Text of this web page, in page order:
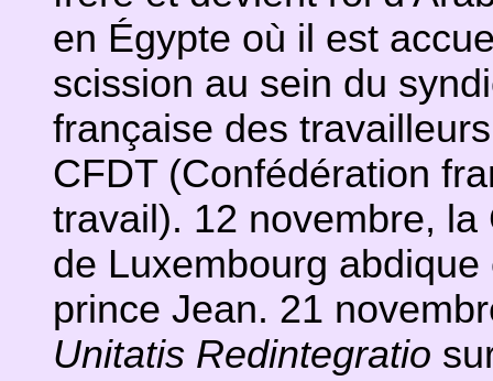
en Égypte où il est
scission au sein du
française des
CFDT (Confédération
travail). 12 novembre,
de Luxembourg
prince Jean. 21
Unitatis Redintegratio